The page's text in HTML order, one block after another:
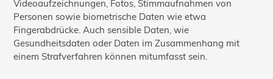
Videoaufzeichnungen, Fotos, Stimmaufnahmen von
Personen sowie biometrische Daten wie etwa
Fingerabdrücke. Auch sensible Daten, wie
Gesundheitsdaten oder Daten im Zusammenhang mit
einem Strafverfahren können mitumfasst sein.